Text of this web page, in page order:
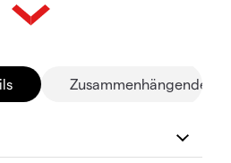
Zusammenhängende